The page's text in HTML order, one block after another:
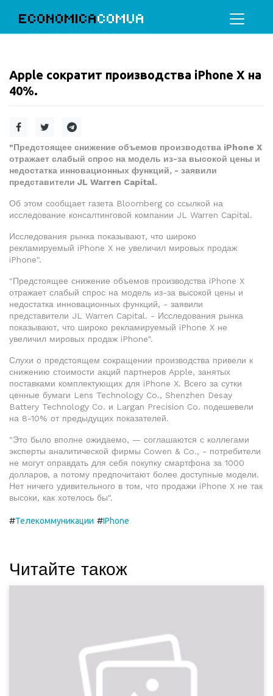
ECONOMICACOMUA
Apple сократит производства iPhone X на
40%.
"Предстоящее снижение объемов производства iPhone X
отражает слабый спрос на модель из-за высокой цены и
недостатка инновационных функций, - заявили
представители JL Warren Capital.
Об этом сообщает газета Bloomberg со ссылкой на
исследование консалтинговой компании JL Warren Capital.
Исследования рынка показывают, что широко
рекламируемый iPhone X не увеличил мировых продаж
iPhone".
"Предстоящее снижение объемов производства iPhone X
отражает слабый спрос на модель из-за высокой цены и
недостатка инновационных функций, - заявили
представители JL Warren Capital. - Исследования рынка
показывают, что широко рекламируемый iPhone X не
увеличил мировых продаж iPhone".
Слухи о предстоящем сокращении производства привели к
снижению стоимости акций партнеров Apple, занятых
поставками комплектующих для iPhone X. Всего за сутки
ценные бумаги Lens Technology Co., Shenzhen Desay
Battery Technology Co. и Largan Precision Co. подешевели
на 8-10% от предыдущих показателей.
"Это было вполне ожидаемо, — соглашаются с коллегами
эксперты аналитической фирмы Cowen & Co., - потребители
не могут оправдать для себя покупку смартфона за 1000
долларов, а потому предпочитают более доступные модели.
Нет ничего удивительного в том, что продажи iPhone X не так
высоки, как хотелось бы".
#Телекоммуникации #IPhone
Читайте також